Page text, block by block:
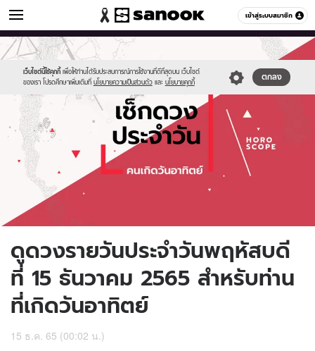
เข้าสู่ระบบสมาชิก
ดูดวง หมวดอื่นๆ
เว็บไซต์นี้ใช้คุกกี้ เพื่อให้ท่านได้รับประสบการณ์การใช้งานที่ดีที่สุดบน เว็บไซต์
ของเรา โปรดศึกษาเพิ่มเติมที่ นโยบายความเป็นส่วนตัว และ นโยบายคุกกี้
ตกลง
Sanook
//s.isanook.com/sr/0/images/logo-
new-
sanook.png
600
60
//s.isanook.com/ho/0/ud/fxd/day/daily-
horoscope-
sunday.jpg
ดูดวงรายวันประจำวันพฤหัสบดี
ที่ 15 ธันวาคม 2565 สำหรับท่าน
ที่เกิดวันอาทิตย์
15 ธ.ค. 65 (00:02 น.)